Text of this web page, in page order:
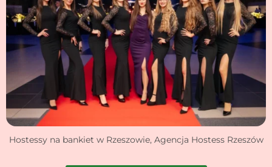
Hostessy na bankiet w Rzeszowie, Agencja Hostess Rzeszów